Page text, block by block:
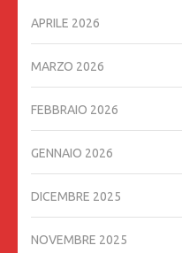
APRILE 2026
MARZO 2026
FEBBRAIO 2026
GENNAIO 2026
DICEMBRE 2025
NOVEMBRE 2025